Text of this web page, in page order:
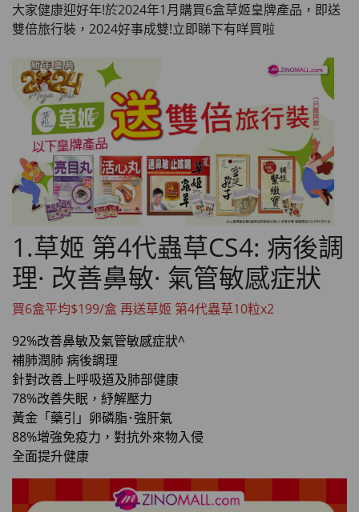
大家健康迎好年!於2024年1月購買6盒草姬皇牌產品，即送
雙倍旅行裝，2024好事成雙!立即睇下有咩買啦
1.草姬 第4代蟲草CS4: 病後調
理· 改善鼻敏· 氣管敏感症狀
買6盒平均$199/盒 再送草姬 第4代蟲草10粒x2
92%改善鼻敏及氣管敏感症狀^
補肺潤肺 病後調理
針對改善上呼吸道及肺部健康
78%改善失眠，紓解壓力
黃金「藥引」卵磷脂･強肝氣
88%增強免疫力，對抗外來物入侵
全面提升健康